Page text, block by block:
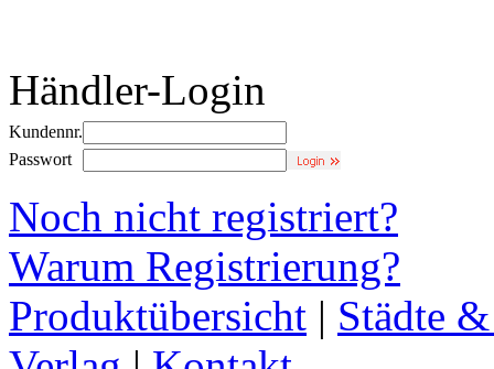
Händler-Login
Kundennr.
Passwort
Noch nicht registriert?
Warum Registrierung?
Produktübersicht | Städte